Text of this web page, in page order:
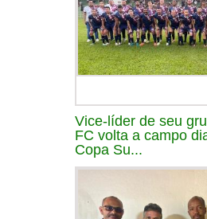
Vice-líder de seu
FC volta a campo
Copa Su...